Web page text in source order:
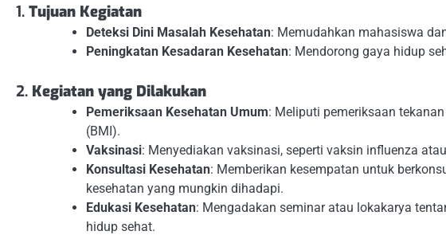
1. Tujuan Kegiatan
Deteksi Dini Masalah Kesehatan: Memudahkan mahasiswa
Peningkatan Kesadaran Kesehatan: Mendorong gaya hidup
2. Kegiatan yang Dilakukan
Pemeriksaan Kesehatan Umum: Meliputi pemeriksaan
(BMI).
Vaksinasi: Menyediakan vaksinasi, seperti vaksin influenza
Konsultasi Kesehatan: Memberikan kesempatan untuk
kesehatan yang mungkin dihadapi.
Edukasi Kesehatan: Mengadakan seminar atau lokakarya
hidup sehat.